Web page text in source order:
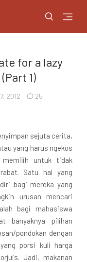
for a lazy
1)
2012 25
sejuta cerita,
yang harus ngekos
untuk tidak
Satu hal yang
bagi mereka yang
urusan mencari
bagi mahasiswa
banyaknya pilihan
pondokan dengan
porsi kuli harga
Jadi, makanan